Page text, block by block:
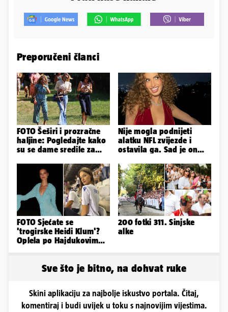
Preporučeni članci
FOTO Šeširi i prozračne
haljine: Pogledajte kako
su se dame sredile za
Nije mogla podnijeti
alatku NFL zvijezde i
ostavila ga. Sad je on
limenke...'
FOTO Sjećate se
'trogirske Heidi Klum'?
Oplela po Hajdukovim
200 fotki 311. Sinjske
alke
Sve što je bitno, na dohvat ruke
Skini aplikaciju za najbolje iskustvo portala. Čitaj,
komentiraj i budi uvijek u toku s najnovijim vijestima.